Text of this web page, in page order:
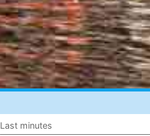
Last minutes